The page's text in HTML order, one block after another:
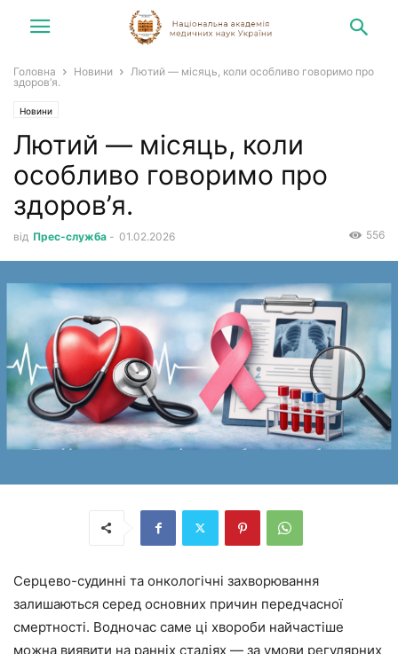
Головна Новини
Лютий — місяць, коли особливо говоримо про
здоров’я.
Новини
Лютий — місяць, коли
особливо говоримо про
здоров’я.
від Прес-служба - 01.02.2026 556
Серцево-судинні та онкологічні захворювання
залишаються серед основних причин передчасної
смертності. Водночас саме ці хвороби найчастіше
можна виявити на ранніх стадіях — за умови регулярних